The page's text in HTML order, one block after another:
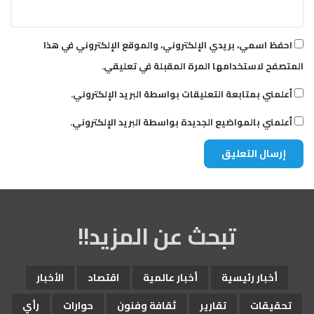
احفظ اسمي، بريدي الإلكتروني، والموقع الإلكتروني في هذا
المتصفح لاستخدامها المرة المقبلة في تعليقي.
أعلمني بمتابعة التعليقات بواسطة البريد الإلكتروني.
أعلمني بالمواضيع الجديدة بواسطة البريد الإلكتروني.
تبحث عن المزيد!!
أخبار رئيسية أخبار عالمية اقتصاد
الأخبار
تحقيقات
تقارير ثقافة وفنون حوارات رأي